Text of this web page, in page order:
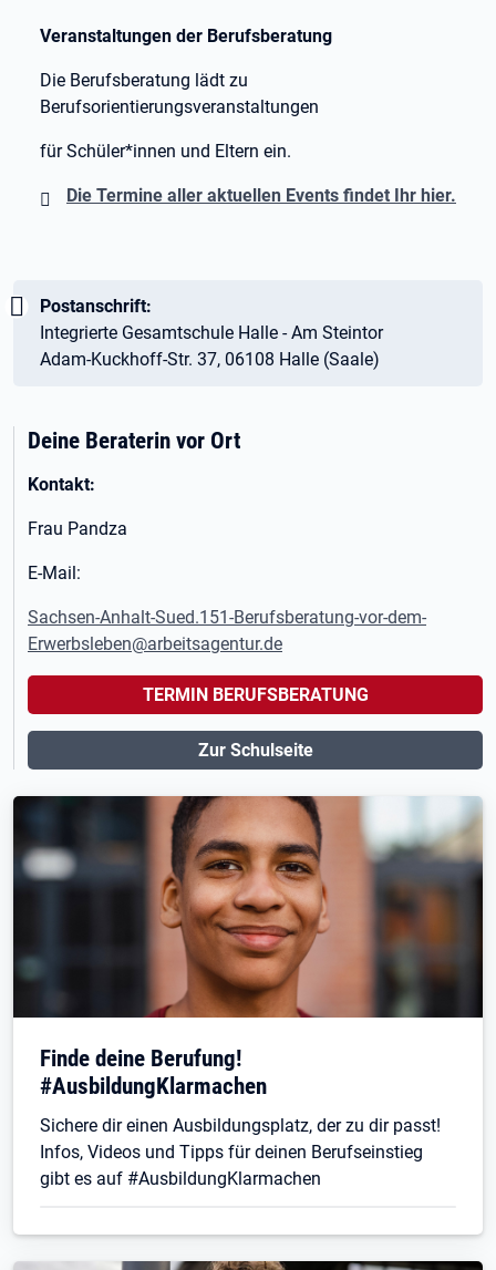
Veranstaltungen der Berufsberatung
Die Berufsberatung lädt zu
Berufsorientierungsveranstaltungen
für Schüler*innen und Eltern ein.
Die Termine aller aktuellen Events findet Ihr hier.
Wichtig:
Postanschrift:
Integrierte Gesamtschule Halle - Am Steintor
Adam-Kuckhoff-Str. 37, 06108 Halle (Saale)
Deine Beraterin vor Ort
Kontakt:
Frau Pandza
E-Mail:
Sachsen-Anhalt-Sued.151-Berufsberatung-vor-dem-
Erwerbsleben@arbeitsagentur.de
TERMIN BERUFSBERATUNG
Zur Schulseite
Finde deine Berufung!
#AusbildungKlarmachen
Sichere dir einen Ausbildungsplatz, der zu dir passt!
Infos, Videos und Tipps für deinen Berufseinstieg
gibt es auf #AusbildungKlarmachen